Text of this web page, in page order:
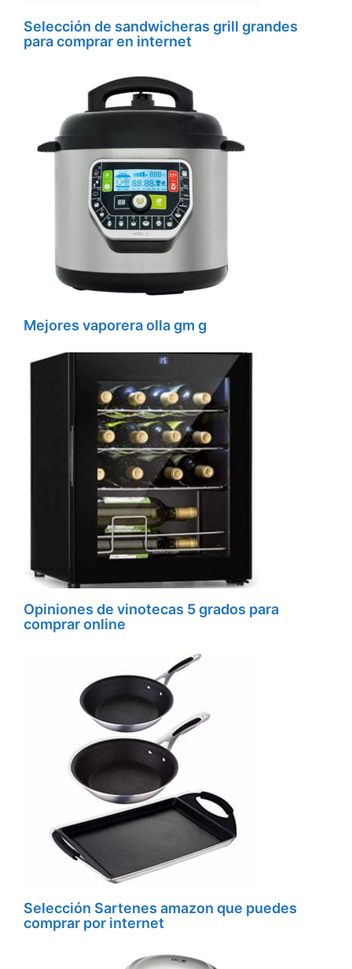
Selección de sandwicheras grill grandes
para comprar en internet
Mejores vaporera olla gm g
Opiniones de vinotecas 5 grados para
comprar online
Selección Sartenes amazon que puedes
comprar por internet